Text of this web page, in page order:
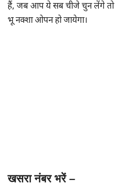
हैं, जब आप ये सब चीजे चुन लेंगे
भू नक्शा ओपन हो जायेगा।
खसरा नंबर भरें –